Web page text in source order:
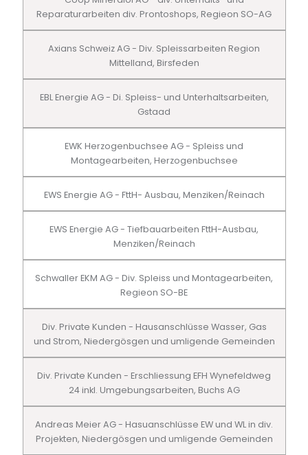
Reparaturarbeiten div. Prontoshops, Regieon SO-AG
Axians Schweiz AG - Div. Spleissarbeiten Region
Mittelland, Birsfeden
EBL Energie AG - Di. Spleiss- und Unterhaltsarbeiten,
Gstaad
EWK Herzogenbuchsee AG - Spleiss und
Montagearbeiten, Herzogenbuchsee
EWS Energie AG - FttH- Ausbau, Menziken/Reinach
EWS Energie AG - Tiefbauarbeiten FttH-Ausbau,
Menziken/Reinach
Schwaller EKM AG - Div. Spleiss und Montagearbeiten,
Regieon SO-BE
Div. Private Kunden - Hausanschlüsse Wasser, Gas
und Strom, Niedergösgen und umligende Gemeinden
Div. Private Kunden - Erschliessung EFH Wynefeldweg
24 inkl. Umgebungsarbeiten, Buchs AG
Andreas Meier AG - Hasuanschlüsse EW und WL in div.
Projekten, Niedergösgen und umligende Gemeinden